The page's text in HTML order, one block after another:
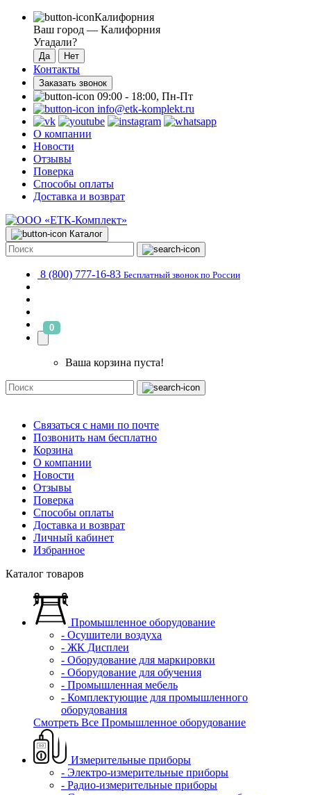
Калифорния
Ваш город — Калифорния
Угадали?
Контакты
Заказать звонок
09:00 - 18:00, Пн-Пт
info@etk-komplekt.ru
О компании
Новости
Отзывы
Поверка
Способы оплаты
Доставка и возврат
Каталог
8 (800) 777-16-83 Бесплатный звонок по России
0
Ваша корзина пуста!
Связаться с нами по почте
Позвонить нам бесплатно
Корзина
О компании
Новости
Отзывы
Поверка
Способы оплаты
Доставка и возврат
Личный кабинет
Избранное
Каталог товаров
Промышленное оборудование
- Осушители воздуха
- ЖК Дисплеи
- Оборудование для маркировки
- Оборудование для обучения
- Промышленная мебель
- Комплектующие для промышленного
оборудования
Смотреть Все Промышленное оборудование
Измерительные приборы
- Электро-измерительные приборы
- Радио-измерительные приборы